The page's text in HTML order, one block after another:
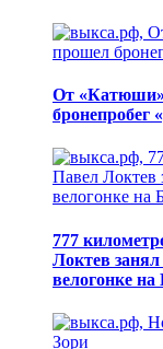
От «Катюши»
бронепробег
777
Локтев
велогонке на